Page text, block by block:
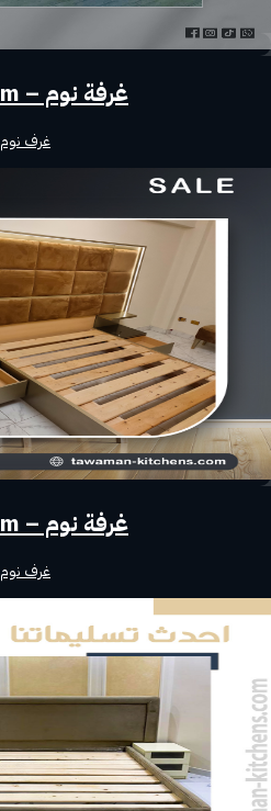
غرفة نوم – Bedroom
غرف نوم
غرفة نوم – Bedroom
غرف نوم